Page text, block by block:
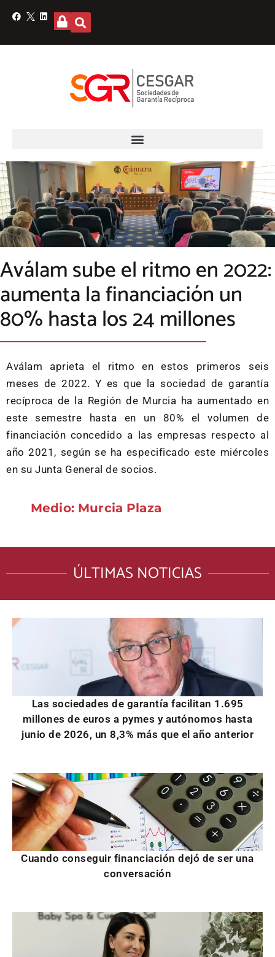
Aválam sube el ritmo en 2022:
aumenta la financiación un
80% hasta los 24 millones
Aválam aprieta el ritmo en estos primeros seis
meses de 2022. Y es que la sociedad de garantía
recíproca de la Región de Murcia ha aumentado en
este semestre hasta en un 80% el volumen de
financiación concedido a las empresas respecto al
año 2021, según se ha especificado este miércoles
en su Junta General de socios.
Medio: Murcia Plaza
ÚLTIMAS NOTICIAS
Las sociedades de garantía facilitan 1.695
millones de euros a pymes y autónomos hasta
junio de 2026, un 8,3% más que el año anterior
Cuando conseguir financiación dejó de ser una
conversación